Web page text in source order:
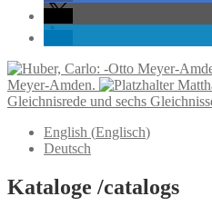
Meyer-Amden.
Gleichnisrede und sechs
English (Englisch)
Deutsch
Kataloge /catalogs